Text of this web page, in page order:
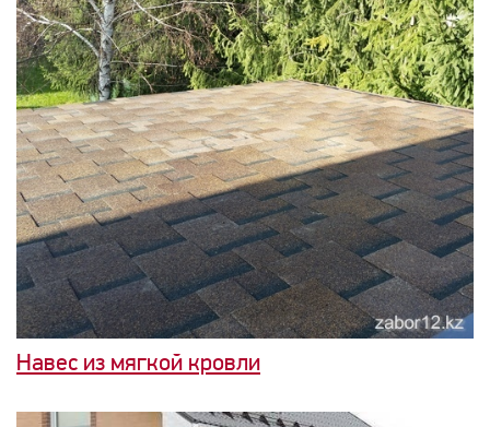
Навес из мягкой кровли